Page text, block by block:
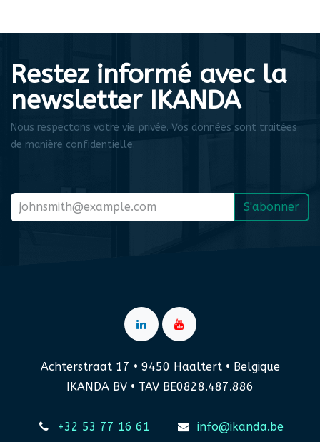
Restez informé avec la
newsletter IKANDA
Nous respectons votre vie privée. Vos données sont traitées
de manière confidentielle.
S'abonner
Achterstraat 17 • 9450 Haaltert • Belgique
IKANDA BV • TAV BE0828.487.886
+32 53 77 16 61 info@ikanda.be